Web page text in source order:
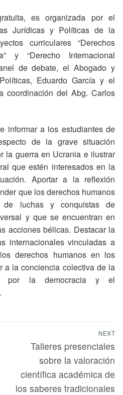
es organizada por el
Jurídicas y Políticas de la
curriculares “Derechos
y “Derecho Internacional
de debate, el Abogado y
Eduardo García y el
coordinación del Abg. Carlos
informar a los estudiantes de
de la grave situación
la guerra en Ucrania e ilustrar
que estén interesados en la
Aportar a la reflexión
que los derechos humanos
de luchas y conquistas de
y que se encuentran en
acciones bélicas. Destacar la
internacionales vinculadas a
derechos humanos en los
a la conciencia colectiva de la
por la democracia y el
NEXT
Talleres presenciales
sobre la valoración
científica académica de
los saberes tradicionales